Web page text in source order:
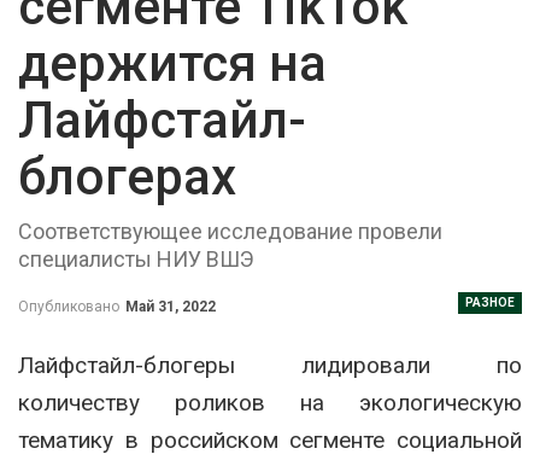
держится на
Лайфстайл-
блогерах
Соответствующее исследование провели
специалисты НИУ ВШЭ
РАЗНОЕ
Опубликовано Май 31, 2022
Лайфстайл-блогеры лидировали по
количеству роликов на экологическую
тематику в российском сегменте социальной